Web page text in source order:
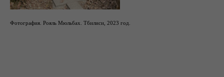
Фотография. Рояль Мюльбах. Тбилиси, 2023 год.